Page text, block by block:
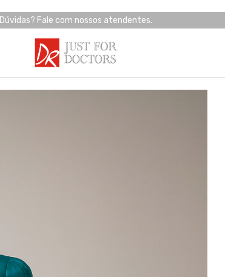
Dúvidas? Fale com nossos atendentes.